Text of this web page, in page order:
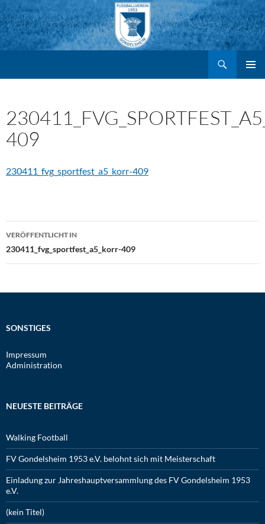
Zum
Inhalt
springen
409
230411_fvg_sportfest_a5_korr-409
Beitragsnavigation
VERÖFFENTLICHT IN
230411_fvg_sportfest_a5_korr-409
SONSTIGES
Impressum
Administration
NEUESTE BEITRÄGE
Walking Football
FV Gondelsheim 1953 e.V. belohnt sich mit Meisterschaft
Einladung zur Jahreshauptversammlung des FV Gondelsheim 1953
e.V.
(kein Titel)